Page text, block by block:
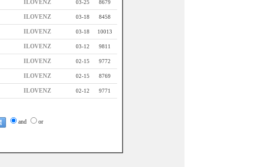
ILOVENZ 03-25 8679
ILOVENZ 03-18 8458
ILOVENZ 03-18 10013
ILOVENZ 03-12 9811
ILOVENZ 02-15 9772
ILOVENZ 02-15 8769
ILOVENZ 02-12 9771
and or